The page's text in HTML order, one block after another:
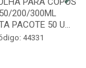
200/300ML
PACOTE 50 U...
44331